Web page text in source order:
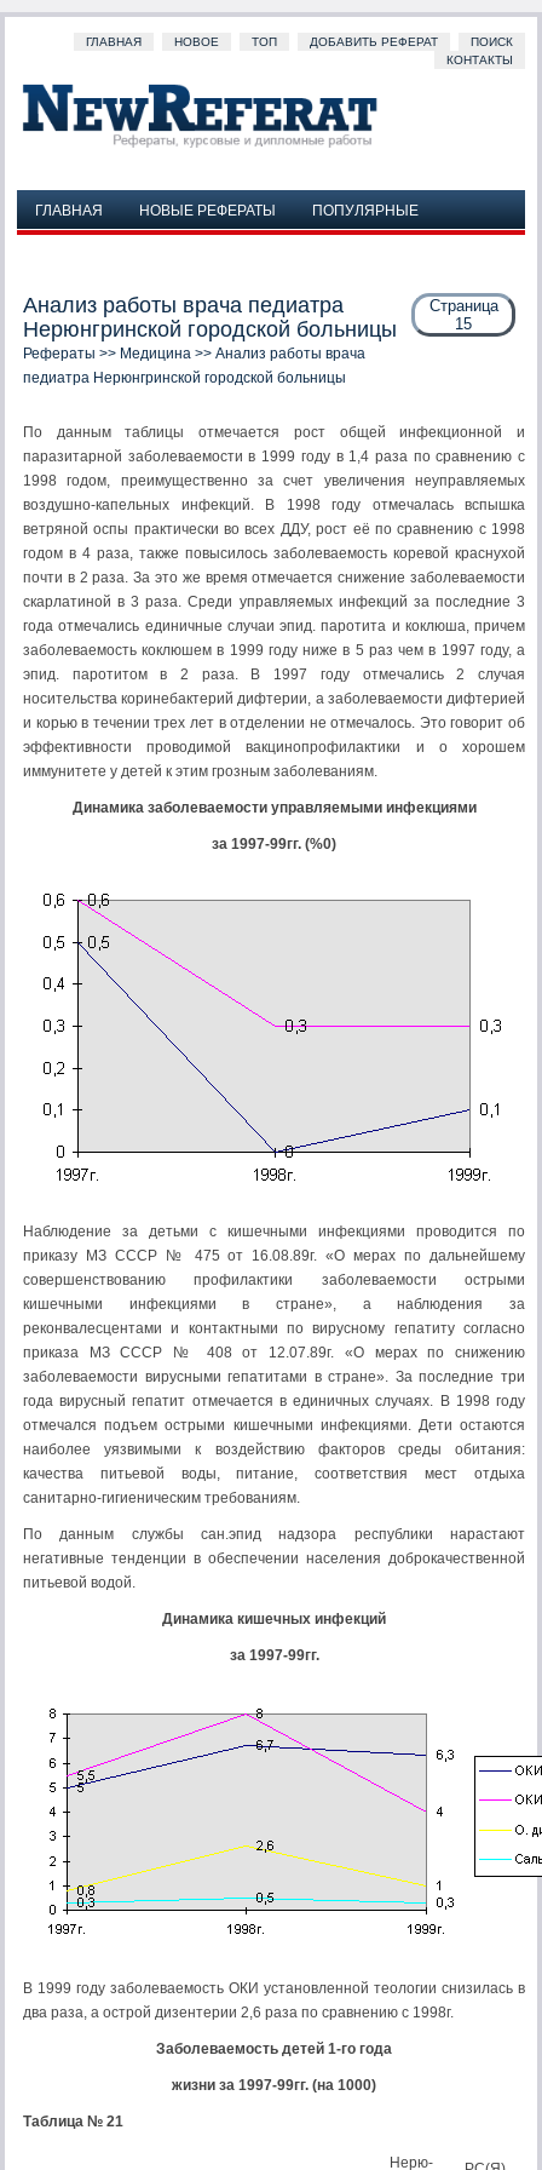
ГЛАВНАЯ НОВОЕ ТОП ДОБАВИТЬ РЕФЕРАТ
ПОИСК
КОНТАКТЫ
ГЛАВНАЯ НОВЫЕ РЕФЕРАТЫ
ПОПУЛЯРНЫЕ
Страница
15
Анализ работы врача педиатра
Нерюнгринской городской больницы
Рефераты >> Медицина >> Анализ работы врача
педиатра Нерюнгринской городской больницы
По данным таблицы отмечается рост общей инфекционной и
паразитарной заболеваемости в 1999 году в 1,4 раза по сравнению с
1998 годом, преимущественно за счет увеличения неуправляемых
воздушно-капельных инфекций. В 1998 году отмечалась вспышка
ветряной оспы практически во всех ДДУ, рост её по сравнению с 1998
годом в 4 раза, также повысилось заболеваемость коревой краснухой
почти в 2 раза. За это же время отмечается снижение заболеваемости
скарлатиной в 3 раза. Среди управляемых инфекций за последние 3
года отмечались единичные случаи эпид. паротита и коклюша, причем
заболеваемость коклюшем в 1999 году ниже в 5 раз чем в 1997 году, а
эпид. паротитом в 2 раза. В 1997 году отмечались 2 случая
носительства коринебактерий дифтерии, а заболеваемости дифтерией
и корью в течении трех лет в отделении не отмечалось. Это говорит об
эффективности проводимой вакцинопрофилактики и о хорошем
иммунитете у детей к этим грозным заболеваниям.
Динамика заболеваемости управляемыми инфекциями
за 1997-99гг. (%0)
Наблюдение за детьми с кишечными инфекциями проводится по
приказу МЗ СССР № 475 от 16.08.89г. «О мерах по дальнейшему
совершенствованию профилактики заболеваемости острыми
кишечными инфекциями в стране», а наблюдения за
реконвалесцентами и контактными по вирусному гепатиту согласно
приказа МЗ СССР № 408 от 12.07.89г. «О мерах по снижению
заболеваемости вирусными гепатитами в стране». За последние три
года вирусный гепатит отмечается в единичных случаях. В 1998 году
отмечался подъем острыми кишечными инфекциями. Дети остаются
наиболее уязвимыми к воздействию факторов среды обитания:
качества питьевой воды, питание, соответствия мест отдыха
санитарно-гигиеническим требованиям.
По данным службы сан.эпид надзора республики нарастают
негативные тенденции в обеспечении населения доброкачественной
питьевой водой.
Динамика кишечных инфекций
за 1997-99гг.
В 1999 году заболеваемость ОКИ установленной теологии снизилась в
два раза, а острой дизентерии 2,6 раза по сравнению с 1998г.
Заболеваемость детей 1-го года
жизни за 1997-99гг. (на 1000)
Таблица № 21
Нерю-